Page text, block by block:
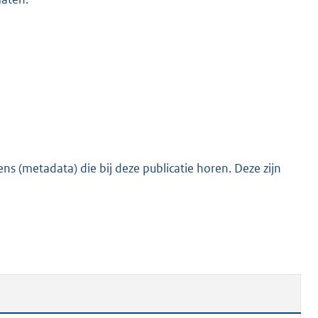
(metadata) die bij deze publicatie horen. Deze zijn